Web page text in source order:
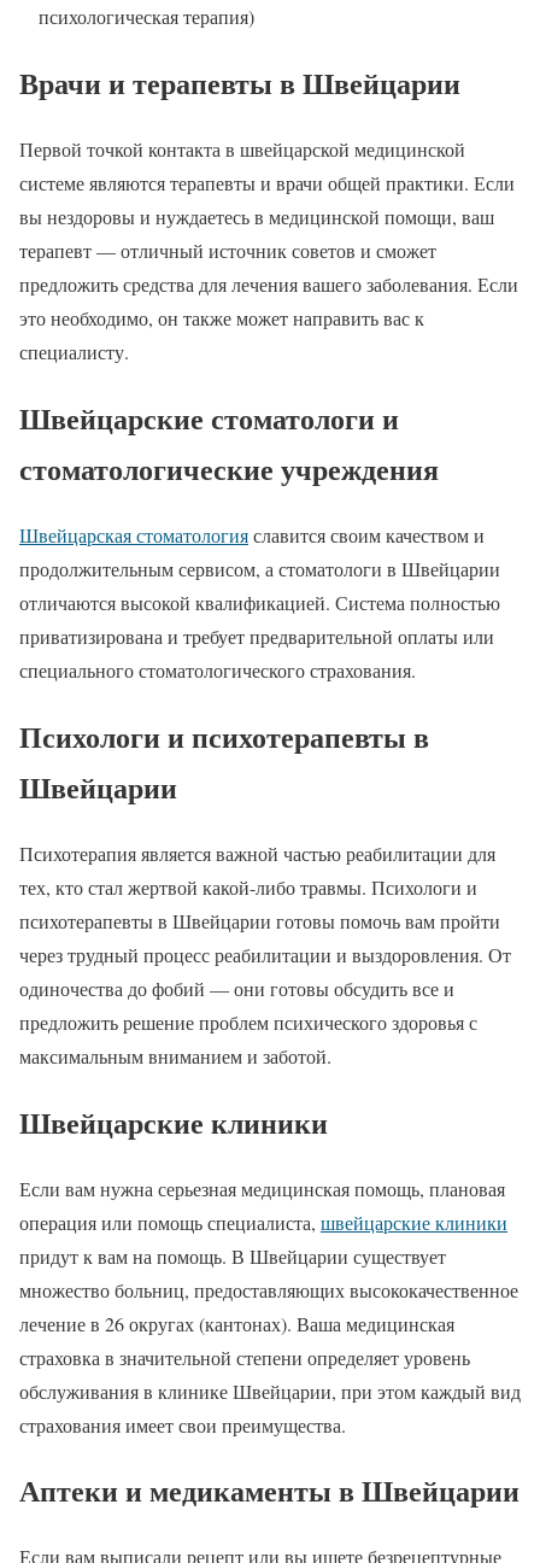
психологическая терапия)
Врачи и терапевты в Швейцарии
Первой точкой контакта в швейцарской медицинской
системе являются терапевты и врачи общей практики. Если
вы нездоровы и нуждаетесь в медицинской помощи, ваш
терапевт — отличный источник советов и сможет
предложить средства для лечения вашего заболевания. Если
это необходимо, он также может направить вас к
специалисту.
Швейцарские стоматологи и
стоматологические учреждения
Швейцарская стоматологияславится своим качеством и
продолжительным сервисом, а стоматологи в Швейцарии
отличаются высокой квалификацией. Система полностью
приватизирована и требует предварительной оплаты или
специального стоматологического страхования.
Психологи и психотерапевты в
Швейцарии
Психотерапия является важной частью реабилитации для
тех, кто стал жертвой какой-либо травмы. Психологи и
психотерапевты в Швейцарии готовы помочь вам пройти
через трудный процесс реабилитации и выздоровления. От
одиночества до фобий — они готовы обсудить все и
предложить решение проблем психического здоровья с
максимальным вниманием и заботой.
Швейцарские клиники
Если вам нужна серьезная медицинская помощь, плановая
операция или помощь специалиста, швейцарские клиники
придут к вам на помощь. В Швейцарии существует
множество больниц, предоставляющих высококачественное
лечение в 26 округах (кантонах). Ваша медицинская
страховка в значительной степени определяет уровень
обслуживания в клинике Швейцарии, при этом каждый вид
страхования имеет свои преимущества.
Аптеки и медикаменты в Швейцарии
Если вам выписали рецепт или вы ищете безрецептурные